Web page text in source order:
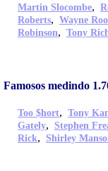
Martin Slocombe,
Roberts, Wayne
Robinson, Tony
Famosos medindo
Too $hort, Tony
Gately, Stephen
Rick, Shirley